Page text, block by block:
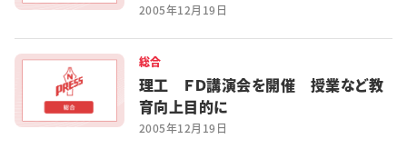
2005年12月19日
総合
理工 ＦＤ講演会を開催 授業など教
育向上目的に
2005年12月19日